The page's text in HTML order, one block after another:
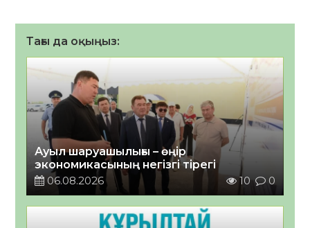
Тағы да оқыңыз:
Ауыл шаруашылығы – өңір
экономикасының негізгі тірегі
06.08.2026
10 0